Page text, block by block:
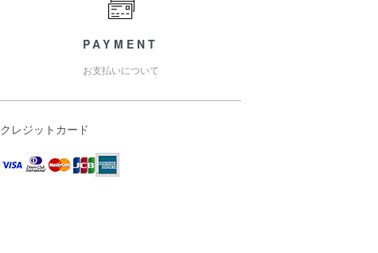
PAYMENT
お支払いについて
クレジットカード